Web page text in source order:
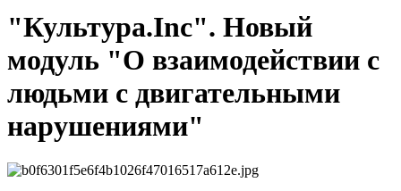
"Культура.Inc". Новый
модуль "О взаимодействии с
людьми с двигательными
нарушениями"